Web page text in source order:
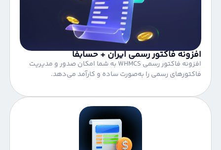
افزونه فاکتور رسمی ایران + حسابفا
افزونه فاکتور رسمی WHMCS به شما امکان صدور و مدیریت
فاکتورهای رسمی را به‌صورت ساده و کارآمد می‌دهد.